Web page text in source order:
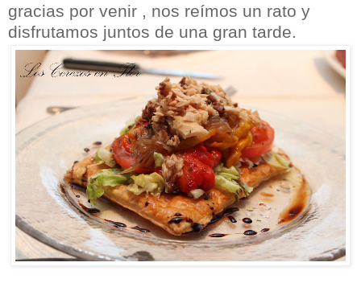
gracias por venir , nos reímos un rato y
disfrutamos juntos de una gran tarde.